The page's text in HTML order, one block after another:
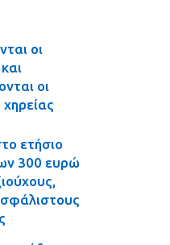
οι
οι
ετήσιο
300 ευρώ